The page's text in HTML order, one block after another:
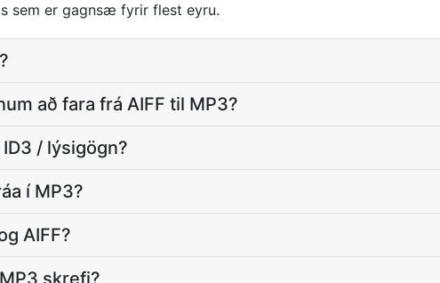
sem er gagnsæ fyrir flest eyru.
að fara frá AIFF til MP3?
/ lýsigögn?
í MP3?
AIFF?
skrefi?